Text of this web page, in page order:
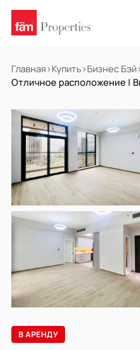
Главная›Купить›Бизнес Бэй›
Отличное расположение |
В АРЕНДУ Готов к
В АРЕНДУ